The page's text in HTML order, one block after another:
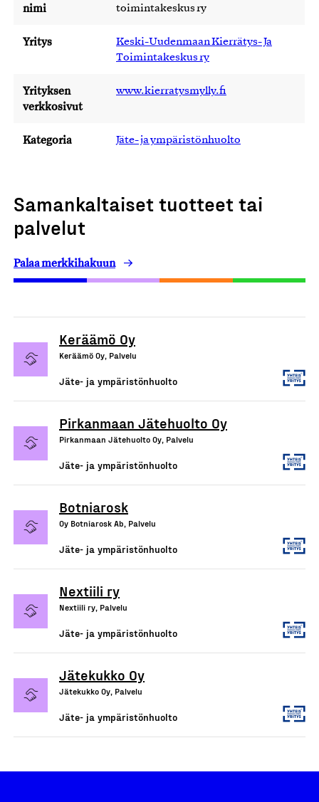
nimi
toimintakeskus ry
Yritys
Keski-Uudenmaan Kierrätys- Ja
Toimintakeskus ry
Yrityksen
verkkosivut
www.kierratysmylly.fi
Kategoria Jäte- ja ympäristönhuolto
Samankaltaiset tuotteet tai
palvelut
Palaa merkkihakuun
Keräämö Oy
Keräämö Oy, Palvelu
Jäte- ja ympäristönhuolto
Pirkanmaan Jätehuolto Oy
Pirkanmaan Jätehuolto Oy, Palvelu
Jäte- ja ympäristönhuolto
Botniarosk
Oy Botniarosk Ab, Palvelu
Jäte- ja ympäristönhuolto
Nextiili ry
Nextiili ry, Palvelu
Jäte- ja ympäristönhuolto
Jätekukko Oy
Jätekukko Oy, Palvelu
Jäte- ja ympäristönhuolto